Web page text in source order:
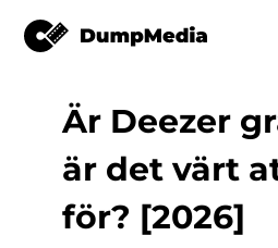
Music
som helst
Video
Online-verktyg
Spotify till mp3
YouTube Musik till MP3
Logga in
Registrera
Är Deezer
är det värt
för? [2026]